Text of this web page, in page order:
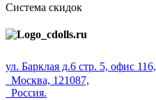
Система скидок
ул. Барклая д.6 стр. 5, офис 116,
Москва, 121087,
Россия.